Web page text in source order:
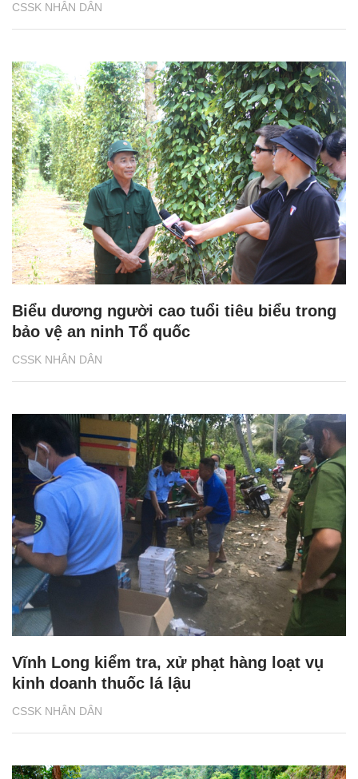
CSSK NHÂN DÂN
CSSK NHÂN DÂN
Biểu dương người cao tuổi tiêu biểu trong
bảo vệ an ninh Tổ quốc
CSSK NHÂN DÂN
Vĩnh Long kiểm tra, xử phạt hàng loạt vụ
kinh doanh thuốc lá lậu